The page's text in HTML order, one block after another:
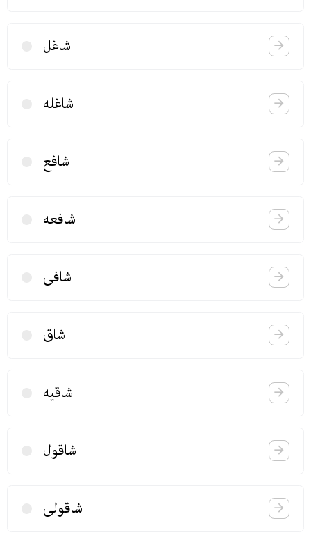
شاغل
شاغله
شافع
شافعه
شافی
شاق
شاقیه
شاقول
شاقولی